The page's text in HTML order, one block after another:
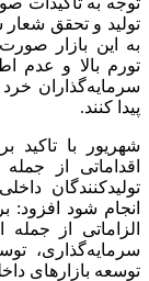
تولید و تحقق
به این بازار
تورم بالا و عدم
سرمایه‌گذاران
پیدا کنند.
اقداماتی از
تولیدکنندگان
انجام شود افزود:
الزاماتی از
سرمایه‌گذاری،
توسعه بازارهای